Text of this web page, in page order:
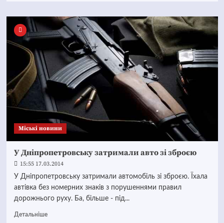
Mіські новини
У Дніпропетровську затримали авто зі зброєю
15:55 17.03.2014
У Дніпропетровську затримали автомобіль зі зброєю. Їхала
автівка без номерних знаків з порушеннями правил
дорожнього руху. Ба, більше - під...
Детальніше